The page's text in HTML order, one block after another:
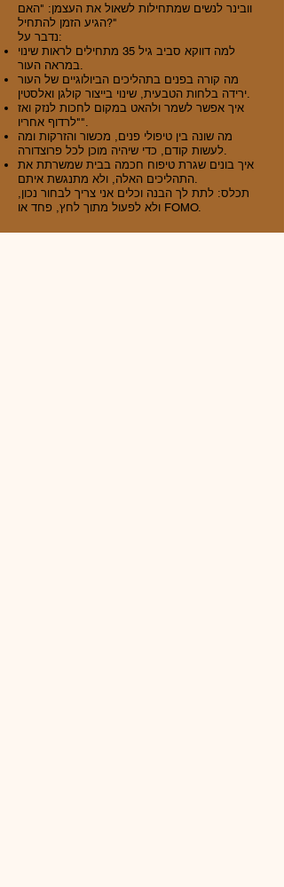
וובינר לנשים שמתחילות לשאול את העצמן: "האם
הגיע הזמן להתחיל?"
נדבר על:
למה דווקא סביב גיל 35 מתחילים לראות שינוי
מה קורה בפנים בתהליכים הביולוגיים של העור
איך אפשר לשמר ולהאט במקום לחכות לנזק ואז
"לרדוף אחריו".
מה שונה בין טיפולי פנים, מכשור והזרקות ומה
איך בונים שגרת טיפוח חכמה בבית שמשרתת את
תכלס: לתת לך הבנה וכלים אני צריך לבחור נכון,
ולא לפעול מתוך לחץ, פחד או FOMO.